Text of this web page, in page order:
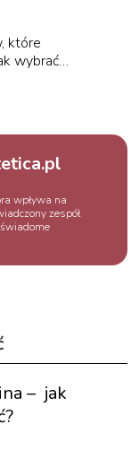
które
wybrać
wpływa na
zespół
– jak